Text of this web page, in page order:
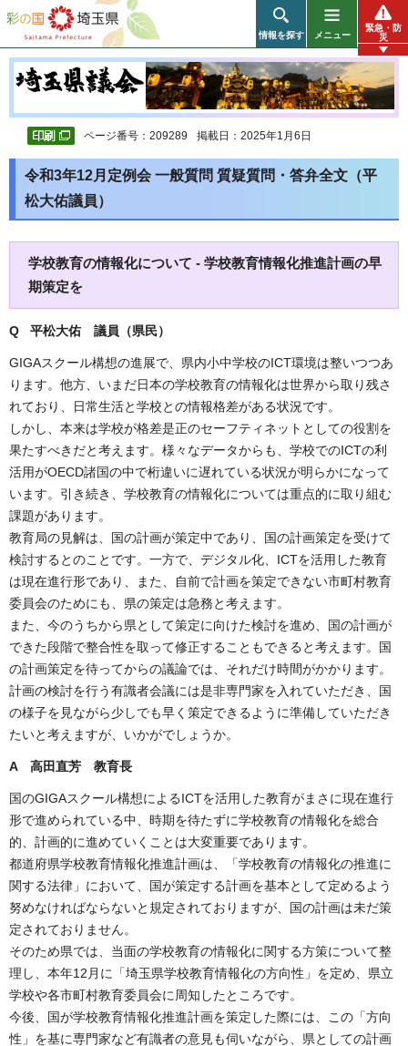
彩の国 埼玉県
情報を探す メニュー
緊急・防
災
ページ番号：209289 掲載日：2025年1月6日
令和3年12月定例会 一般質問 質疑質問・答弁全文（平
松大佑議員）
学校教育の情報化について - 学校教育情報化推進計画の早
期策定を
Q 平松大佑 議員（県民）
GIGAスクール構想の進展で、県内小中学校のICT環境は整いつつあ
ります。他方、いまだ日本の学校教育の情報化は世界から取り残さ
れており、日常生活と学校との情報格差がある状況です。
しかし、本来は学校が格差是正のセーフティネットとしての役割を
果たすべきだと考えます。様々なデータからも、学校でのICTの利
活用がOECD諸国の中で桁違いに遅れている状況が明らかになって
います。引き続き、学校教育の情報化については重点的に取り組む
課題があります。
教育局の見解は、国の計画が策定中であり、国の計画策定を受けて
検討するとのことです。一方で、デジタル化、ICTを活用した教育
は現在進行形であり、また、自前で計画を策定できない市町村教育
委員会のためにも、県の策定は急務と考えます。
また、今のうちから県として策定に向けた検討を進め、国の計画が
できた段階で整合性を取って修正することもできると考えます。国
の計画策定を待ってからの議論では、それだけ時間がかかります。
計画の検討を行う有識者会議には是非専門家を入れていただき、国
の様子を見ながら少しでも早く策定できるように準備していただき
たいと考えますが、いかがでしょうか。
A 高田直芳 教育長
国のGIGAスクール構想によるICTを活用した教育がまさに現在進行
形で進められている中、時期を待たずに学校教育の情報化を総合
的、計画的に進めていくことは大変重要であります。
都道府県学校教育情報化推進計画は、「学校教育の情報化の推進に
関する法律」において、国が策定する計画を基本として定めるよう
努めなければならないと規定されておりますが、国の計画は未だ策
定されておりません。
そのため県では、当面の学校教育の情報化に関する方策について整
理し、本年12月に「埼玉県学校教育情報化の方向性」を定め、県立
学校や各市町村教育委員会に周知したところです。
今後、国が学校教育情報化推進計画を策定した際には、この「方向
性」を基に専門家など有識者の意見も伺いながら、県としての計画